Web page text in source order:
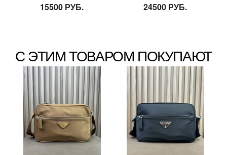
15500 РУБ. 24500 РУБ.
С ЭТИМ ТОВАРОМ ПОКУПАЮТ